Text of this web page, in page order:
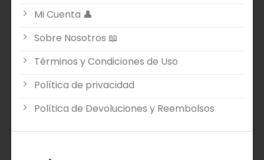
Mi Cuenta 👤
Sobre Nosotros 📖
Términos y Condiciones de Uso
Política de privacidad
Política de Devoluciones y Reembolsos